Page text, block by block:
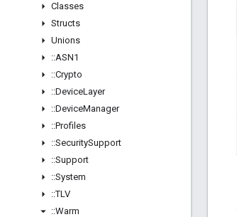
Classes
Structs
Unions
::ASN1
::Crypto
::DeviceLayer
::DeviceManager
::Profiles
::SecuritySupport
::Support
::System
::TLV
::Warm